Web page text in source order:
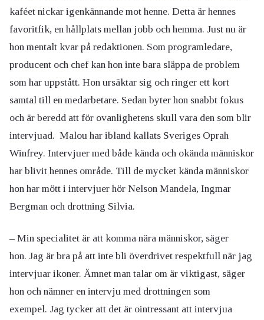
kaféet nickar igenkännande mot henne. Detta är hennes
favoritfik, en hållplats mellan jobb och hemma. Just nu är
hon mentalt kvar på redaktionen. Som programledare,
producent och chef kan hon inte bara släppa de problem
som har uppstått. Hon ursäktar sig och ringer ett kort
samtal till en medarbetare. Sedan byter hon snabbt fokus
och är beredd att för ovanlighetens skull vara den som blir
intervjuad. Malou har ibland kallats Sveriges Oprah
Winfrey. Intervjuer med både kända och okända människor
har blivit hennes område. Till de mycket kända människor
hon har mött i intervjuer hör Nelson Mandela, Ingmar
Bergman och drottning Silvia.
– Min specialitet är att komma nära människor, säger
hon. Jag är bra på att inte bli överdrivet respektfull när jag
intervjuar ikoner. Ämnet man talar om är viktigast, säger
hon och nämner en intervju med drottningen som
exempel. Jag tycker att det är ointressant att intervjua